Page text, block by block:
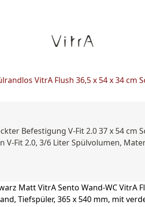
VitrA Flush 36,5 x 54 x 34 cm
Befestigung V-Fit 2.0 37 x 54 cm
Fit 2.0, 3/6 Liter Spülvolumen,